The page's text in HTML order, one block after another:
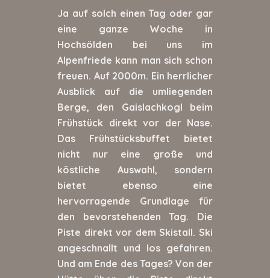
Ja auf solch einen Tag oder gar
eine ganze Woche in
Hochsölden bei uns im
Alpenfriede kann man sich schon
freuen. Auf 2000m. Ein herrlicher
Ausblick auf die umliegenden
Berge, den Gaislachkogl beim
Frühstück direkt vor der Nase.
Das Frühstücksbuffet bietet
nicht nur eine große und
köstliche Auswahl, sondern
bietet ebenso eine
hervorragende Grundlage für
den bevorstehenden Tag. Die
Piste direkt vor dem Skistall. Ski
angeschnallt und los gefahren.
Und am Ende des Tages? Von der